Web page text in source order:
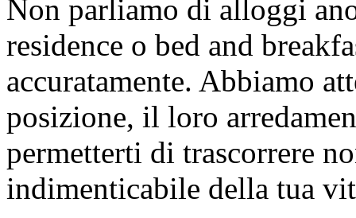
Non parliamo di alloggi
residence o bed and
accuratamente. Abbiamo
posizione, il loro
permetterti di trascorrere
indimenticabile della tua